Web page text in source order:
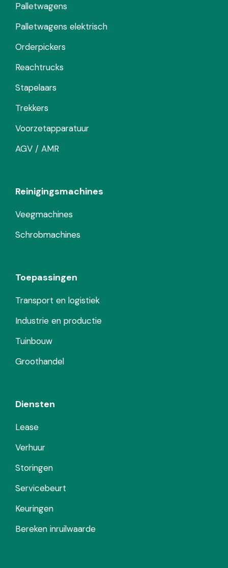
Palletwagens
Palletwagens elektrisch
Orderpickers
Reachtrucks
Stapelaars
Trekkers
Voorzetapparatuur
AGV / AMR
Reinigingsmachines
Veegmachines
Schrobmachines
Toepassingen
Transport en logistiek
Industrie en productie
Tuinbouw
Groothandel
Diensten
Lease
Verhuur
Storingen
Servicebeurt
Keuringen
Bereken inruilwaarde